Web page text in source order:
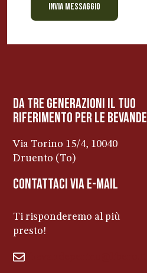
INVIA MESSAGGIO
da tre generazioni il tuo
riferimento per le bevanDe
Via Torino 15/4, 10040
Druento (To)
contattaci via e-mail
Ti risponderemo al più
presto!